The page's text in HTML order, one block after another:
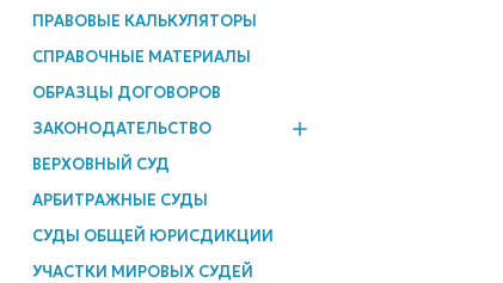
ПРАВОВЫЕ КАЛЬКУЛЯТОРЫ
СПРАВОЧНЫЕ МАТЕРИАЛЫ
ОБРАЗЦЫ ДОГОВОРОВ
ЗАКОНОДАТЕЛЬСТВО
ВЕРХОВНЫЙ СУД
АРБИТРАЖНЫЕ СУДЫ
СУДЫ ОБЩЕЙ ЮРИСДИКЦИИ
УЧАСТКИ МИРОВЫХ СУДЕЙ